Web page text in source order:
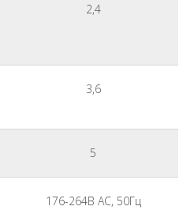
2,4
3,6
5
176-264В АС, 50Гц